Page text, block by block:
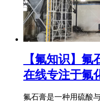
【氟知识】
在线专注于氟
氟石膏是一种用硫酸